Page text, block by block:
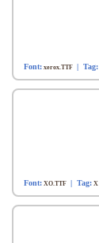
Font: xerox.TTF | Tag:
Font: XO.TTF | Tag: X